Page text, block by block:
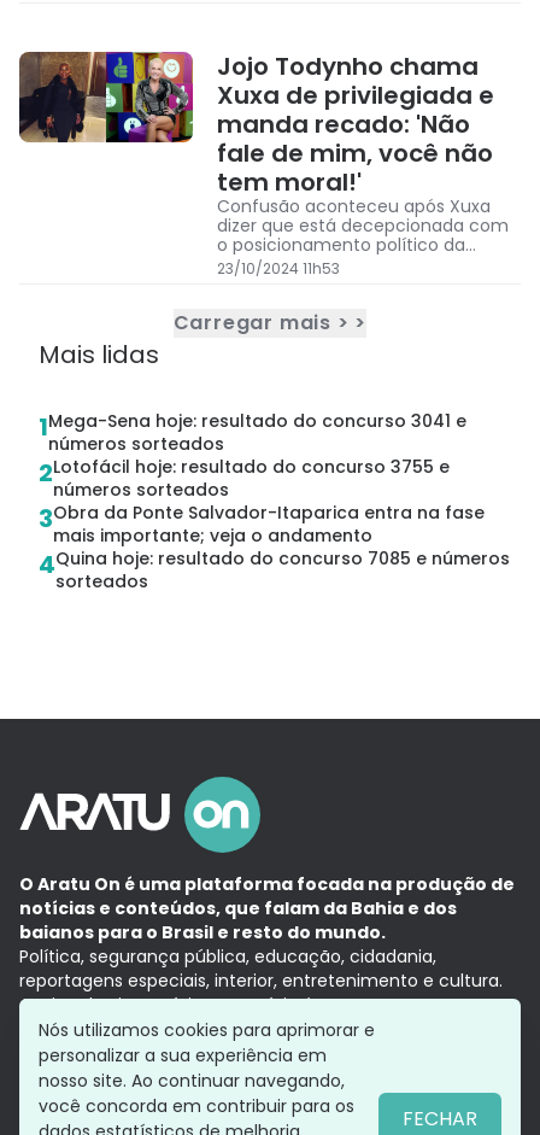
Jojo Todynho chama
Xuxa de privilegiada e
manda recado: 'Não
fale de mim, você não
tem moral!'
Confusão aconteceu após Xuxa
dizer que está decepcionada com
o posicionamento político da
cantora
23/10/2024 11h53
Carregar mais > >
Mais lidas
1Mega-Sena hoje: resultado do concurso 3041 e
números sorteados
2Lotofácil hoje: resultado do concurso 3755 e
números sorteados
3Obra da Ponte Salvador-Itaparica entra na fase
mais importante; veja o andamento
4Quina hoje: resultado do concurso 7085 e números
sorteados
O Aratu On é uma plataforma focada na produção de
notícias e conteúdos, que falam da Bahia e dos
baianos para o Brasil e resto do mundo.
Política, segurança pública, educação, cidadania,
reportagens especiais, interior, entretenimento e cultura.
Aqui, tudo vira notícia e a notícia é no tempo presente,
com a credibilidade do Grupo Aratu.
Grupo Aratu
Política de privacidade
Nós utilizamos cookies para aprimorar e
personalizar a sua experiência em
nosso site. Ao continuar navegando,
você concorda em contribuir para os
FECHAR